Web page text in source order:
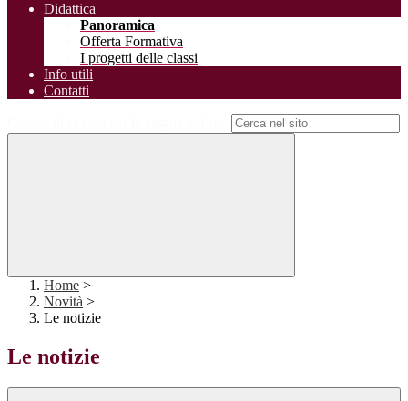
Didattica
Panoramica
Offerta Formativa
I progetti delle classi
Info utili
Contatti
Home >
Novità >
Le notizie
Le notizie